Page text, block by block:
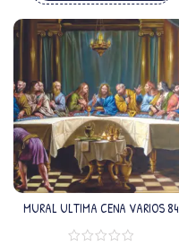
MURAL ULTIMA CENA VARIOS 84